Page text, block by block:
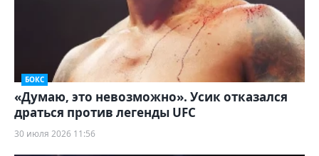
БОКС
«Думаю, это невозможно». Усик отказался
драться против легенды UFC
30 июля 2026 11:56